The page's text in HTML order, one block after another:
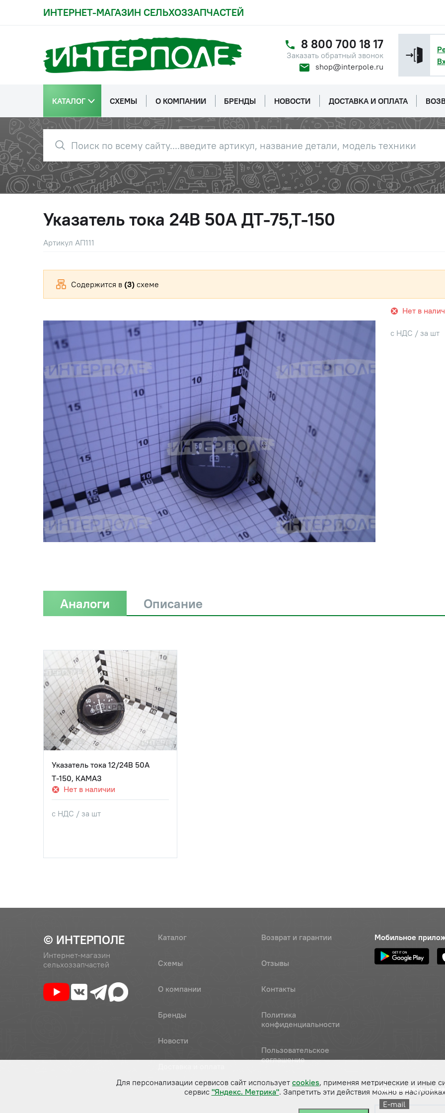
ИНТЕРНЕТ-МАГАЗИН СЕЛЬХОЗЗАПЧАСТЕЙ
8 800 700 18 17
Заказать обратный звонок
shop@interpole.ru
КАТАЛОГ СХЕМЫ О КОМПАНИИ БРЕНДЫ НОВОСТИ ДОСТАВКА И ОПЛАТА
Указатель тока 24В 50А ДТ-75,Т-150
Артикул АП111
Нет в
с НДС / за шт
Содержится в (3) схеме
Аналоги Описание
Указатель тока 12/24В 50А
Т-150, КАМАЗ
Нет в наличии
с НДС / за шт
© ИНТЕРПОЛЕ
Интернет-магазин
сельхоззапчастей
Каталог
Схемы
О компании
Бренды
Новости
Возврат и гарантии
Отзывы
Контакты
Политика
конфиденциальности
Пользовательское
соглашение
Мобильное
Подпишитесь на
E-mail
Для персонализации сервисов сайт использует cookies, применяя метрические и иные
сервис "Яндекс. Метрика". Запретить эти действия можно в